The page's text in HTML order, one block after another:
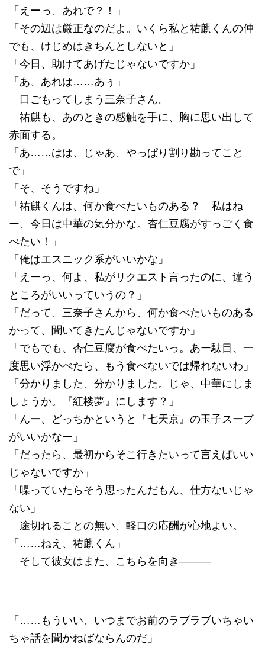
「えーっ、あれで？！」
「その辺は厳正なのだよ。いくら私と祐麒くんの仲
でも、けじめはきちんとしないと」
「今日、助けてあげたじゃないですか」
「あ、あれは……あぅ」
口ごもってしまう三奈子さん。
祐麒も、あのときの感触を手に、胸に思い出して
赤面する。
「あ……はは、じゃあ、やっぱり割り勘ってこと
で」
「そ、そうですね」
「祐麒くんは、何か食べたいものある？ 私はね
ー、今日は中華の気分かな。杏仁豆腐がすっごく食
べたい！」
「俺はエスニック系がいいかな」
「えーっ、何よ、私がリクエスト言ったのに、違う
ところがいいっていうの？」
「だって、三奈子さんから、何か食べたいものある
かって、聞いてきたんじゃないですか」
「でもでも、杏仁豆腐が食べたいっ。あー駄目、一
度思い浮かべたら、もう食べないでは帰れないわ」
「分かりました、分かりました。じゃ、中華にしま
しょうか。『紅楼夢』にします？」
「んー、どっちかというと『七天京』の玉子スープ
がいいかなー」
「だったら、最初からそこ行きたいって言えばいい
じゃないですか」
「喋っていたらそう思ったんだもん、仕方ないじゃ
ない」
途切れることの無い、軽口の応酬が心地よい。
「……ねえ、祐麒くん」
そして彼女はまた、こちらを向き―――
「……もういい、いつまでお前のラブラブいちゃい
ちゃ話を聞かねばならんのだ」